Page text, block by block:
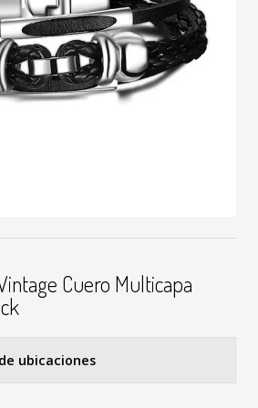
Cuero Multicapa
ubicaciones